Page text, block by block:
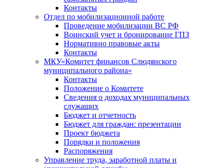
Контакты
Отдел по мобилизационной работе
Проведение мобилизации ВС РФ
Воинский учет и бронирование ГПЗ
Нормативно правовые акты
Контакты
МКУ«Комитет финансов Слюдянского
муниципального района»
Контакты
Положение о Комитете
Сведения о доходах муниципальных
служащих
Бюджет и отчетность
Бюджет для граждан: презентации
Проект бюджета
Порядки и положения
Распоряжения
Управление труда, заработной платы и